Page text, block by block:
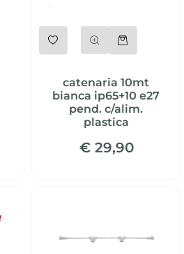
catenaria 10mt
bianca ip65+10 e27
pend. c/alim.
plastica
€ 29,90